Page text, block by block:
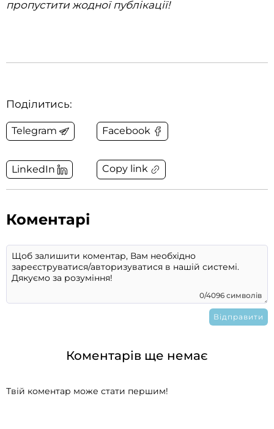
пропустити жодної публікації!
Поділитись:
Telegram Facebook
LinkedIn Copy link
Коментарі
0/4096 символів
Коментарів ще немає
Твій коментар може стати першим!